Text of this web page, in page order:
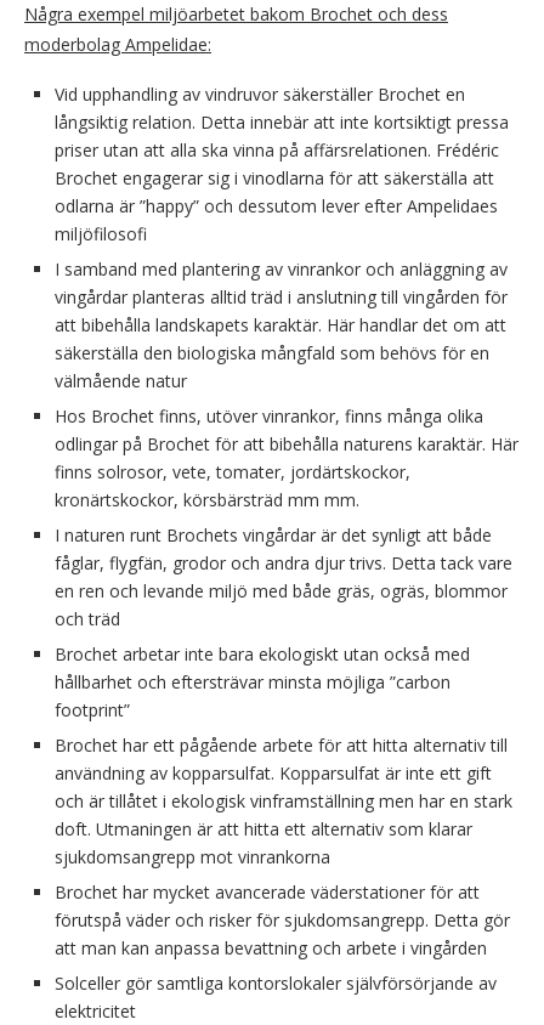
Några exempel miljöarbetet bakom Brochet och dess
moderbolag Ampelidae:
Vid upphandling av vindruvor säkerställer Brochet en
långsiktig relation. Detta innebär att inte kortsiktigt pressa
priser utan att alla ska vinna på affärsrelationen. Frédéric
Brochet engagerar sig i vinodlarna för att säkerställa att
odlarna är ”happy” och dessutom lever efter Ampelidaes
miljöfilosofi
I samband med plantering av vinrankor och anläggning av
vingårdar planteras alltid träd i anslutning till vingården för
att bibehålla landskapets karaktär. Här handlar det om att
säkerställa den biologiska mångfald som behövs för en
välmående natur
Hos Brochet finns, utöver vinrankor, finns många olika
odlingar på Brochet för att bibehålla naturens karaktär. Här
finns solrosor, vete, tomater, jordärtskockor,
kronärtskockor, körsbärsträd mm mm.
I naturen runt Brochets vingårdar är det synligt att både
fåglar, flygfän, grodor och andra djur trivs. Detta tack vare
en ren och levande miljö med både gräs, ogräs, blommor
och träd
Brochet arbetar inte bara ekologiskt utan också med
hållbarhet och eftersträvar minsta möjliga ”carbon
footprint”
Brochet har ett pågående arbete för att hitta alternativ till
användning av kopparsulfat. Kopparsulfat är inte ett gift
och är tillåtet i ekologisk vinframställning men har en stark
doft. Utmaningen är att hitta ett alternativ som klarar
sjukdomsangrepp mot vinrankorna
Brochet har mycket avancerade väderstationer för att
förutspå väder och risker för sjukdomsangrepp. Detta gör
att man kan anpassa bevattning och arbete i vingården
Solceller gör samtliga kontorslokaler självförsörjande av
elektricitet